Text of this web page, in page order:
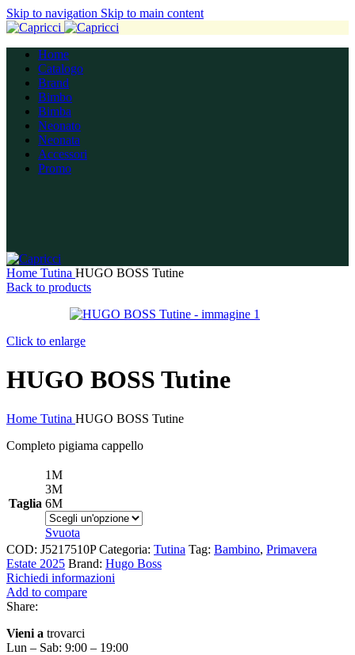
Skip to navigation Skip to main content
Home
Catalogo
Brand
Bimbo
Bimba
Neonato
Neonata
Accessori
Promo
Home Tutina HUGO BOSS Tutine
Back to products
Click to enlarge
HUGO BOSS Tutine
Home Tutina HUGO BOSS Tutine
Completo pigiama cappello
Taglia
1M
3M
6M
Svuota
COD: J5217510PCategoria: Tutina Tag: Bambino, Primavera
Estate 2025 Brand: Hugo Boss
Richiedi informazioni
Add to compare
Share:
Vieni a trovarci
Lun – Sab: 9:00 – 19:00